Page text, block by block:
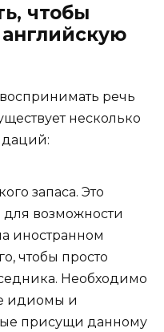
чтобы
речь
несколько
запаса. Это
возможности
иностранном
чтобы просто
Необходимо
идиомы и
присущи данному